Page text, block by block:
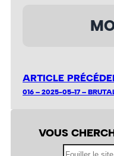
ARTICLE
016 – 2025-05-17 –
VOUS